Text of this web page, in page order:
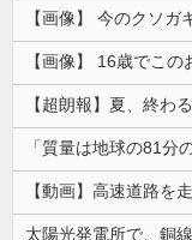
【超朗報】夏、終わる